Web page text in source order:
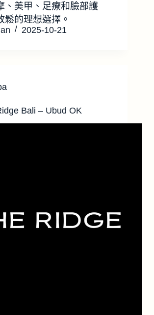
、美甲、足療和臉部護
鬆的理想選擇。
2025-10-21
Bali – Ubud OK